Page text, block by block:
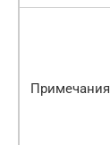
Примечания